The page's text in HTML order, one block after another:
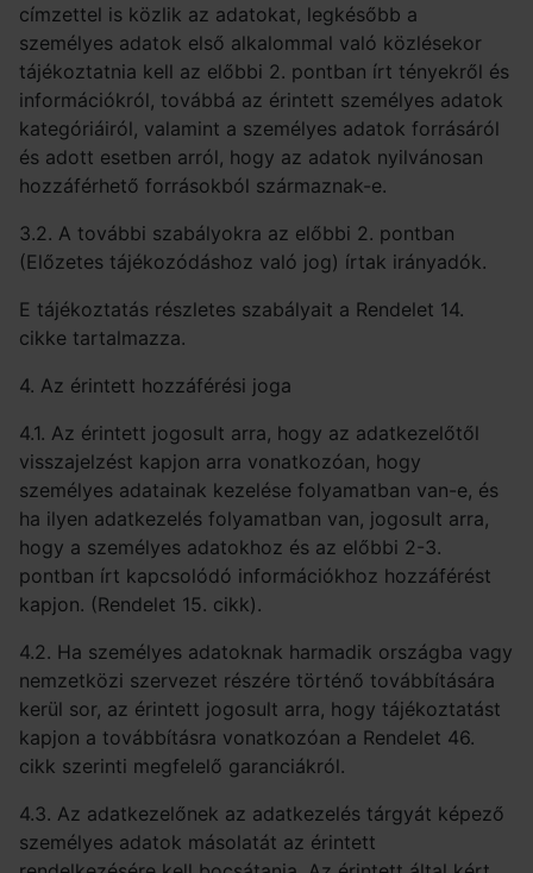
címzettel is közlik az adatokat, legkésőbb a
személyes adatok első alkalommal való közlésekor
tájékoztatnia kell az előbbi 2. pontban írt tényekről és
információkról, továbbá az érintett személyes adatok
kategóriáiról, valamint a személyes adatok forrásáról
és adott esetben arról, hogy az adatok nyilvánosan
hozzáférhető forrásokból származnak-e.
3.2. A további szabályokra az előbbi 2. pontban
(Előzetes tájékozódáshoz való jog) írtak irányadók.
E tájékoztatás részletes szabályait a Rendelet 14.
cikke tartalmazza.
4. Az érintett hozzáférési joga
4.1. Az érintett jogosult arra, hogy az adatkezelőtől
visszajelzést kapjon arra vonatkozóan, hogy
személyes adatainak kezelése folyamatban van-e, és
ha ilyen adatkezelés folyamatban van, jogosult arra,
hogy a személyes adatokhoz és az előbbi 2-3.
pontban írt kapcsolódó információkhoz hozzáférést
kapjon. (Rendelet 15. cikk).
4.2. Ha személyes adatoknak harmadik országba vagy
nemzetközi szervezet részére történő továbbítására
kerül sor, az érintett jogosult arra, hogy tájékoztatást
kapjon a továbbításra vonatkozóan a Rendelet 46.
cikk szerinti megfelelő garanciákról.
4.3. Az adatkezelőnek az adatkezelés tárgyát képező
személyes adatok másolatát az érintett